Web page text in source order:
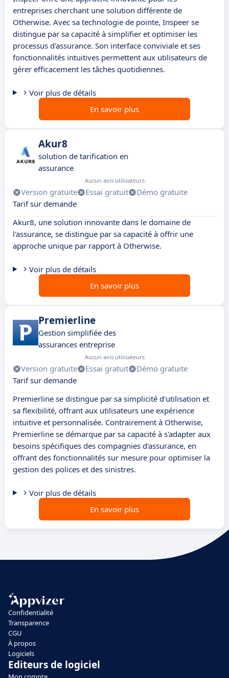
entreprises cherchant une solution différente de
Otherwise. Avec sa technologie de pointe, Inspeer se
distingue par sa capacité à simplifier et optimiser les
processus d'assurance. Son interface conviviale et ses
fonctionnalités intuitives permettent aux utilisateurs de
gérer efficacement les tâches quotidiennes.
Voir plus de détails
En savoir plus
Akur8
solution de tarification en
assurance
Aucun avis utilisateurs
Version gratuite Essai gratuit
Démo gratuite
Tarif sur demande
Akur8, une solution innovante dans le domaine de
l'assurance, se distingue par sa capacité à offrir une
approche unique par rapport à Otherwise.
Voir plus de détails
En savoir plus
Premierline
Gestion simplifiée des
assurances entreprise
Aucun avis utilisateurs
Version gratuite Essai gratuit
Démo gratuite
Tarif sur demande
Premierline se distingue par sa simplicité d'utilisation et
sa flexibilité, offrant aux utilisateurs une expérience
intuitive et personnalisée. Contrairement à Otherwise,
Premierline se démarque par sa capacité à s'adapter aux
besoins spécifiques des compagnies d'assurance, en
offrant des fonctionnalités sur mesure pour optimiser la
gestion des polices et des sinistres.
Voir plus de détails
En savoir plus
Confidentialité
Transparence
CGU
À propos
Logiciels
Editeurs de logiciel